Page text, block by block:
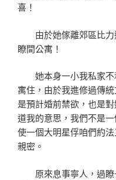
喜！
由於她傢離郊區比力
瞭間公寓！
她本身一小我私家不
寓住，由於我進修過傳
是預計婚前禁欲，也是
道我的意思，我們不是
使一個大明星俘咱們約
親密。
原來息事寧人，過瞭